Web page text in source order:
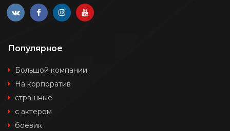
Популярное
Большой компании
На корпоратив
страшные
с актером
боевик